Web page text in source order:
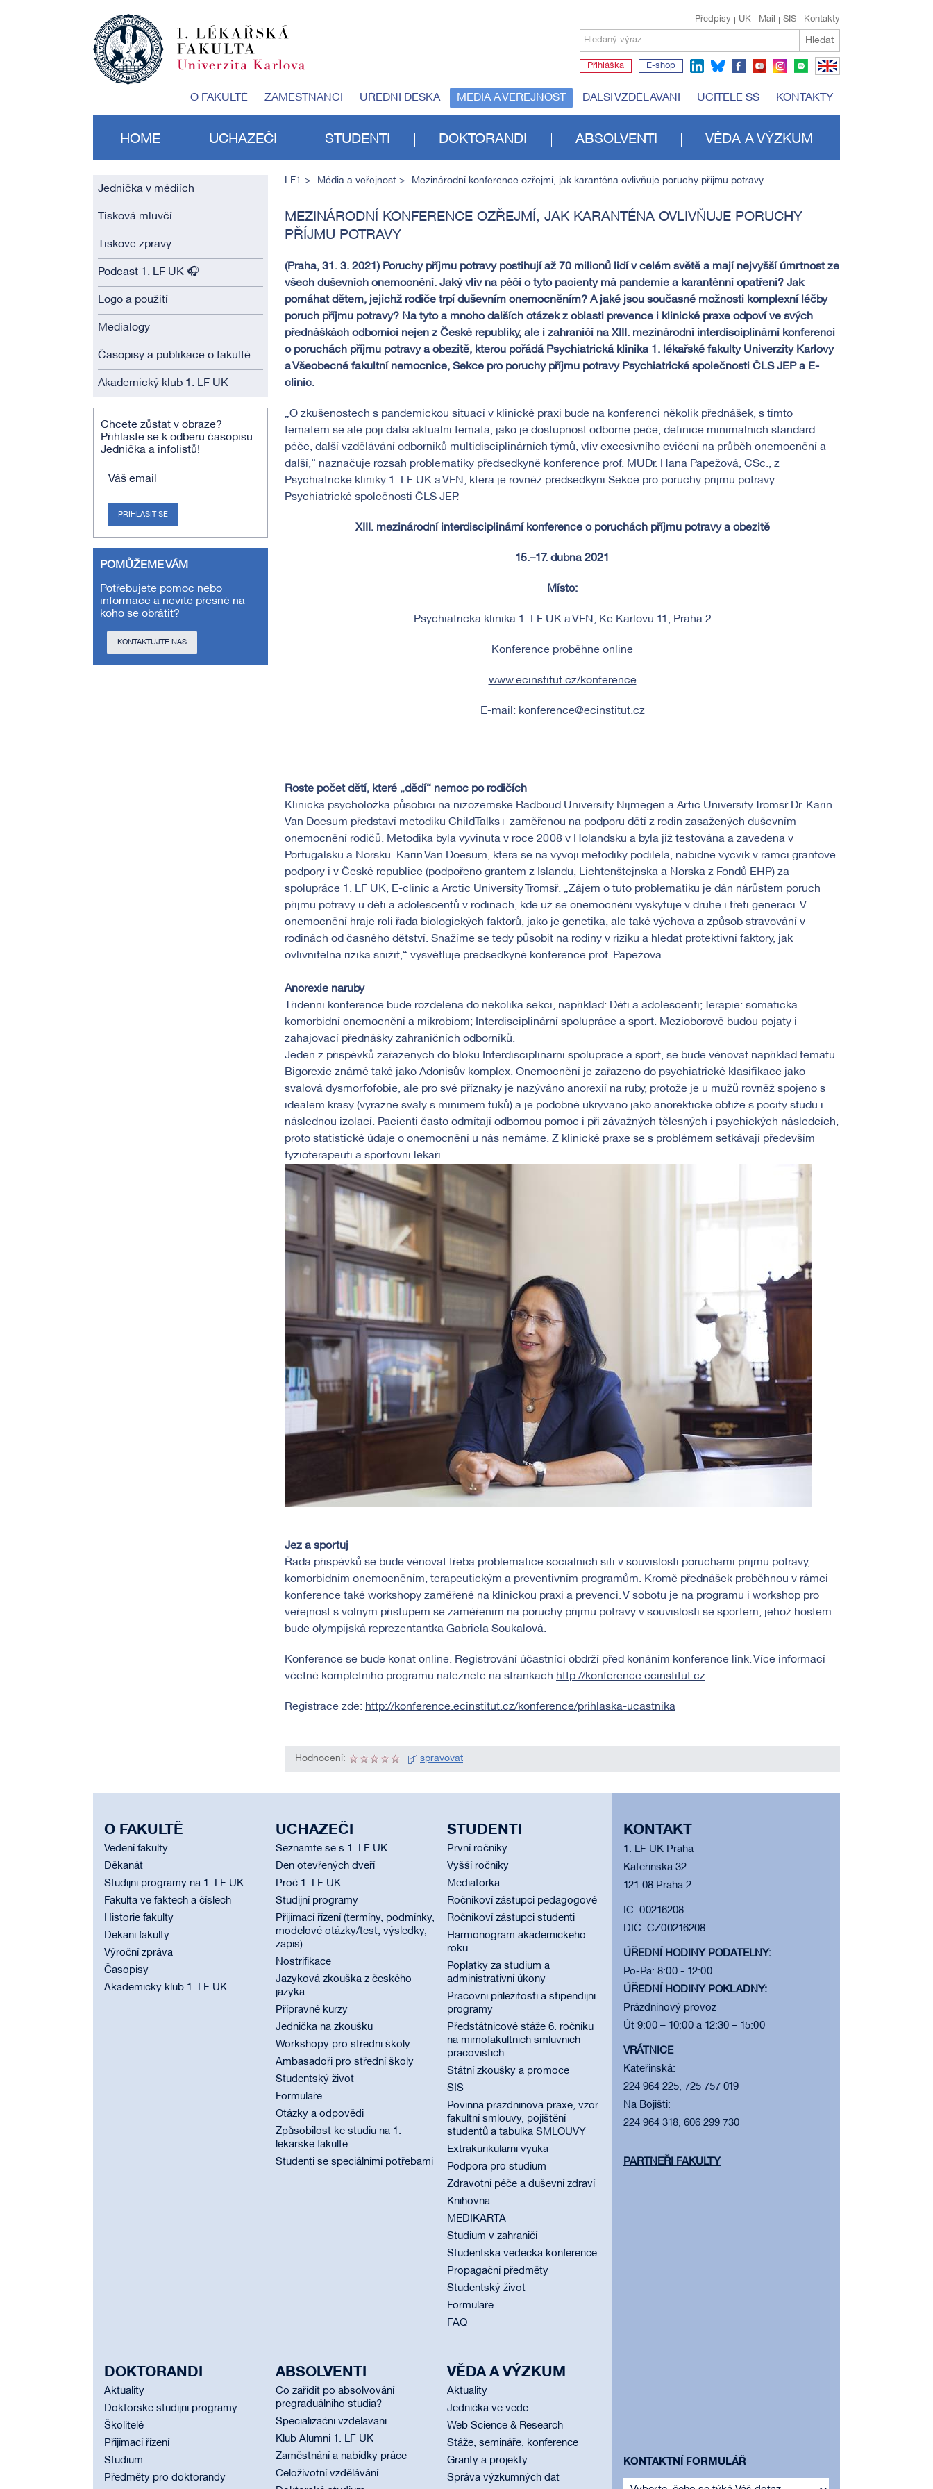
Kontakty
SIS
Mail
UK
Předpisy
Hledaný výraz Hledat
Přihláška E-shop
EN
O FAKULTĚ ZAMĚSTNANCI ÚŘEDNÍ DESKA MÉDIA A VEŘEJNOST DALŠÍ VZDĚLÁVÁNÍ UČITELÉ SŠ KONTAKTY
HOME UCHAZEČI STUDENTI DOKTORANDI ABSOLVENTI VĚDA A VÝZKUM
Jednička v médiích
Tisková mluvčí
Tiskové zprávy
Podcast 1. LF UK 🎧
Logo a použití
Medialogy
Časopisy a publikace o fakultě
Akademický klub 1. LF UK
Chcete zůstat v obraze?
Přihlaste se k odběru časopisu
Jednička a infolistů!
Váš email
PŘIHLÁSIT SE
POMŮŽEME VÁM
Potřebujete pomoc nebo
informace a nevíte přesně na
koho se obrátit?
KONTAKTUJTE NÁS
LF1 Média a veřejnost Mezinárodní konference ozřejmí, jak karanténa ovlivňuje poruchy příjmu potravy
MEZINÁRODNÍ KONFERENCE OZŘEJMÍ, JAK KARANTÉNA OVLIVŇUJE PORUCHY
PŘÍJMU POTRAVY
(Praha, 31. 3. 2021) Poruchy příjmu potravy postihují až 70 milionů lidí v celém světě a mají nejvyšší úmrtnost ze
všech duševních onemocnění. Jaký vliv na péči o tyto pacienty má pandemie a karanténní opatření? Jak
pomáhat dětem, jejichž rodiče trpí duševním onemocněním? A jaké jsou současné možnosti komplexní léčby
poruch příjmu potravy? Na tyto a mnoho dalších otázek z oblasti prevence i klinické praxe odpoví ve svých
přednáškách odborníci nejen z České republiky, ale i zahraničí na XIII. mezinárodní interdisciplinární konferenci
o poruchách příjmu potravy a obezitě, kterou pořádá Psychiatrická klinika 1. lékařské fakulty Univerzity Karlovy
a Všeobecné fakultní nemocnice, Sekce pro poruchy příjmu potravy Psychiatrické společnosti ČLS JEP a E-
clinic.
„O zkušenostech s pandemickou situací v klinické praxi bude na konferenci několik přednášek, s tímto
tématem se ale pojí další aktuální témata, jako je dostupnost odborné péče, definice minimálních standard
péče, další vzdělávání odborníků multidisciplinárních týmů, vliv excesivního cvičení na průběh onemocnění a
další,“ naznačuje rozsah problematiky předsedkyně konference prof. MUDr. Hana Papežová, CSc., z
Psychiatrické kliniky 1. LF UK a VFN, která je rovněž předsedkyní Sekce pro poruchy příjmu potravy
Psychiatrické společnosti ČLS JEP.
XIII. mezinárodní interdisciplinární konference o poruchách příjmu potravy a obezitě
15.–17. dubna 2021
Místo:
Psychiatrická klinika 1. LF UK a VFN, Ke Karlovu 11, Praha 2
Konference proběhne online
www.ecinstitut.cz/konference
E-mail: konference@ecinstitut.cz
Roste počet dětí, které „dědí“ nemoc po rodičích
Klinická psycholožka působící na nizozemské Radboud University Nijmegen a Artic University Tromsø Dr. Karin
Van Doesum představí metodiku ChildTalks+ zaměřenou na podporu dětí z rodin zasažených duševním
onemocnění rodičů. Metodika byla vyvinuta v roce 2008 v Holandsku a byla již testována a zavedena v
Portugalsku a Norsku. Karin Van Doesum, která se na vývoji metodiky podílela, nabídne výcvik v rámci grantové
podpory i v České republice (podpořeno grantem z Islandu, Lichtenštejnska a Norska z Fondů EHP) za
spolupráce 1. LF UK, E-clinic a Arctic University Tromsø. „Zájem o tuto problematiku je dán nárůstem poruch
příjmu potravy u dětí a adolescentů v rodinách, kde už se onemocnění vyskytuje v druhé i třetí generaci. V
onemocnění hraje roli řada biologických faktorů, jako je genetika, ale také výchova a způsob stravování v
rodinách od časného dětství. Snažíme se tedy působit na rodiny v riziku a hledat protektivní faktory, jak
ovlivnitelná rizika snížit,“ vysvětluje předsedkyně konference prof. Papežová.
Anorexie naruby
Třídenní konference bude rozdělena do několika sekcí, například: Děti a adolescenti; Terapie: somatická
komorbidní onemocnění a mikrobiom; Interdisciplinární spolupráce a sport. Mezioborově budou pojaty i
zahajovací přednášky zahraničních odborníků.
Jeden z příspěvků zařazených do bloku Interdisciplinární spolupráce a sport, se bude věnovat například tématu
Bigorexie známé také jako Adonisův komplex. Onemocnění je zařazeno do psychiatrické klasifikace jako
svalová dysmorfofobie, ale pro své příznaky je nazýváno anorexií na ruby, protože je u mužů rovněž spojeno s
ideálem krásy (výrazné svaly s minimem tuků) a je podobně ukrýváno jako anorektické obtíže s pocity studu i
následnou izolací. Pacienti často odmítají odbornou pomoc i při závažných tělesných i psychických následcích,
proto statistické údaje o onemocnění u nás nemáme. Z klinické praxe se s problémem setkávají především
fyzioterapeuti a sportovní lékaři.
Jez a sportuj
Řada příspěvků se bude věnovat třeba problematice sociálních sítí v souvislosti poruchami příjmu potravy,
komorbidním onemocněním, terapeutickým a preventivním programům. Kromě přednášek proběhnou v rámci
konference také workshopy zaměřené na klinickou praxi a prevenci. V sobotu je na programu i workshop pro
veřejnost s volným přístupem se zaměřením na poruchy příjmu potravy v souvislosti se sportem, jehož hostem
bude olympijská reprezentantka Gabriela Soukalová.
Konference se bude konat online. Registrování účastníci obdrží před konáním konference link. Více informací
včetně kompletního programu naleznete na stránkách http://konference.ecinstitut.cz
Registrace zde: http://konference.ecinstitut.cz/konference/prihlaska-ucastnika
Hodnocení: spravovat
O FAKULTĚ
Vedení fakulty
Děkanát
Studijní programy na 1. LF UK
Fakulta ve faktech a číslech
Historie fakulty
Děkani fakulty
Výroční zpráva
Časopisy
Akademický klub 1. LF UK
UCHAZEČI
Seznamte se s 1. LF UK
Den otevřených dveří
Proč 1. LF UK
Studijní programy
Přijímací řízení (termíny, podmínky,
modelové otázky/test, výsledky,
zápis)
Nostrifikace
Jazyková zkouška z českého
jazyka
Přípravné kurzy
Jednička na zkoušku
Workshopy pro střední školy
Ambasadoři pro střední školy
Studentský život
Formuláře
Otázky a odpovědi
Způsobilost ke studiu na 1.
lékařské fakultě
Studenti se speciálními potřebami
STUDENTI
První ročníky
Vyšší ročníky
Mediátorka
Ročníkoví zástupci pedagogové
Ročníkoví zástupci studenti
Harmonogram akademického
roku
Poplatky za studium a
administrativní úkony
Pracovní příležitosti a stipendijní
programy
Předstátnicové stáže 6. ročníku
na mimofakultních smluvních
pracovištích
Státní zkoušky a promoce
SIS
Povinná prázdninová praxe, vzor
fakultní smlouvy, pojištění
studentů a tabulka SMLOUVY
Extrakurikulární výuka
Podpora pro studium
Zdravotní péče a duševní zdraví
Knihovna
MEDIKARTA
Studium v zahraničí
Studentská vědecká konference
Propagační předměty
Studentský život
Formuláře
FAQ
DOKTORANDI
Aktuality
Doktorské studijní programy
Školitelé
Přijímací řízení
Studium
Předměty pro doktorandy
ABSOLVENTI
Co zařídit po absolvování
pregraduálního studia?
Specializační vzdělávání
Klub Alumni 1. LF UK
Zaměstnání a nabídky práce
Celoživotní vzdělávání
VĚDA A VÝZKUM
Aktuality
Jednička ve vědě
Web Science & Research
Stáže, semináře, konference
Granty a projekty
Správa výzkumných dat
KONTAKT
1. LF UK Praha
Kateřinská 32
121 08 Praha 2
IČ: 00216208
DIČ: CZ00216208
ÚŘEDNÍ HODINY PODATELNY:
Po-Pá: 8:00 - 12:00
ÚŘEDNÍ HODINY POKLADNY:
Prázdninový provoz
Út 9:00 – 10:00 a 12:30 – 15:00
VRÁTNICE
Kateřinská:
224 964 225, 725 757 019
Na Bojišti:
224 964 318, 606 299 730
PARTNEŘI FAKULTY
KONTAKTNÍ FORMULÁŘ